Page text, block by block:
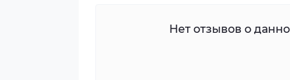
Нет отзывов о